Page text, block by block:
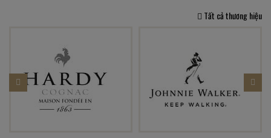
Tất cả thương hiệu